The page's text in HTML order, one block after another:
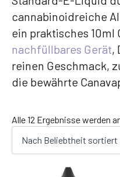
cannabinoidreiche
ein praktisches
nachfüllbares Gerät,
reinen Geschmack,
die bewährte
Alle 12 Ergebnisse werden